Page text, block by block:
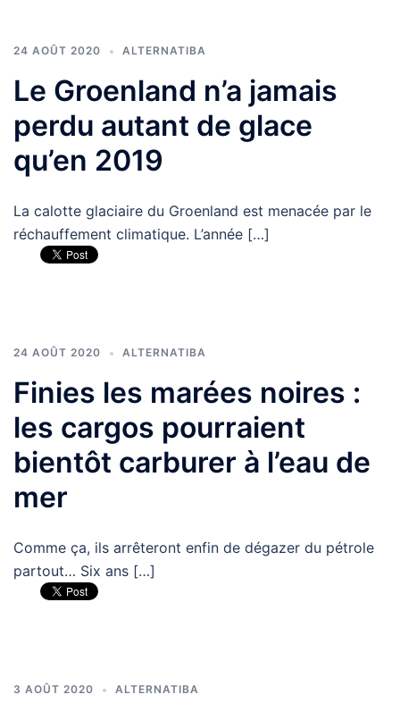
24 AOÛT 2020 ALTERNATIBA
Le Groenland n’a jamais
perdu autant de glace
qu’en 2019
La calotte glaciaire du Groenland est menacée par le
réchauffement climatique. L’année […]
24 AOÛT 2020 ALTERNATIBA
Finies les marées noires :
les cargos pourraient
bientôt carburer à l’eau de
mer
Comme ça, ils arrêteront enfin de dégazer du pétrole
partout… Six ans […]
3 AOÛT 2020 ALTERNATIBA